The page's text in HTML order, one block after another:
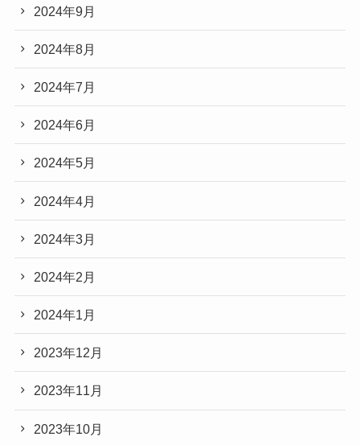
2024年9月
2024年8月
2024年7月
2024年6月
2024年5月
2024年4月
2024年3月
2024年2月
2024年1月
2023年12月
2023年11月
2023年10月